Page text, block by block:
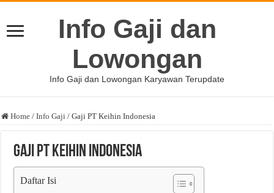
Info Gaji dan
Lowongan
Info Gaji dan Lowongan Karyawan Terupdate
Home / Info Gaji / Gaji PT Keihin Indonesia
Gaji PT Keihin Indonesia
Daftar Isi